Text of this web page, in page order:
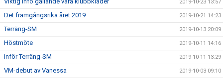
2019-10-23 13:57
Det framgångsrika året 2019 2019-10-21 14:23
Terräng-SM 2019-10-13 20:09
Höstmöte 2019-10-11 14:16
Inför Terräng-SM 2019-10-11 13:29
VM-debut av Vanessa 2019-10-03 09:10